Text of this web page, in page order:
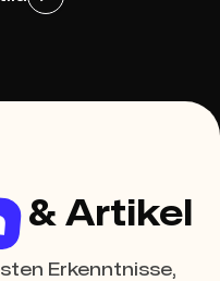
& Artikel
Erkenntnisse,